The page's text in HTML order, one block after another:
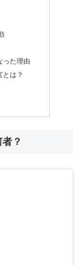
った理由
とは？
？